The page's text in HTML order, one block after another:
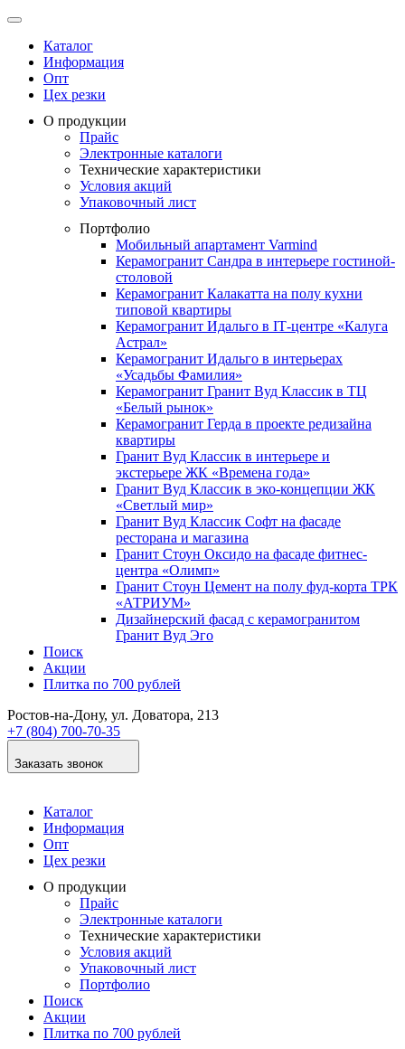
Каталог
Информация
Опт
Цех резки
О продукции
Прайс
Электронные каталоги
Технические характеристики
Условия акций
Упаковочный лист
Портфолио
Мобильный апартамент Varmind
Керамогранит Сандра в интерьере гостиной-
столовой
Керамогранит Калакатта на полу кухни
типовой квартиры
Керамогранит Идальго в IТ-центре «Калуга
Астрал»
Керамогранит Идальго в интерьерах
«Усадьбы Фамилия»
Керамогранит Гранит Вуд Классик в ТЦ
«Белый рынок»
Керамогранит Герда в проекте редизайна
квартиры
Гранит Вуд Классик в интерьере и
экстерьере ЖК «Времена года»
Гранит Вуд Классик в эко-концепции ЖК
«Светлый мир»
Гранит Вуд Классик Софт на фасаде
ресторана и магазина
Гранит Стоун Оксидо на фасаде фитнес-
центра «Олимп»
Гранит Стоун Цемент на полу фуд-корта ТРК
«АТРИУМ»
Дизайнер­ский фасад с керамогранитом
Гранит Вуд Эго
Поиск
Акции
Плитка по 700 рублей
Ростов-на-Дону, ул. Доватора, 213
+7 (804) 700-70-35
Заказать звонок
Каталог
Информация
Опт
Цех резки
О продукции
Прайс
Электронные каталоги
Технические характеристики
Условия акций
Упаковочный лист
Портфолио
Поиск
Акции
Плитка по 700 рублей